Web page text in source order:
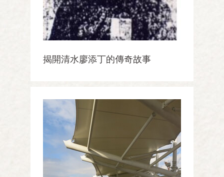
揭開清水廖添丁的傳奇故事